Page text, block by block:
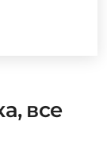
все